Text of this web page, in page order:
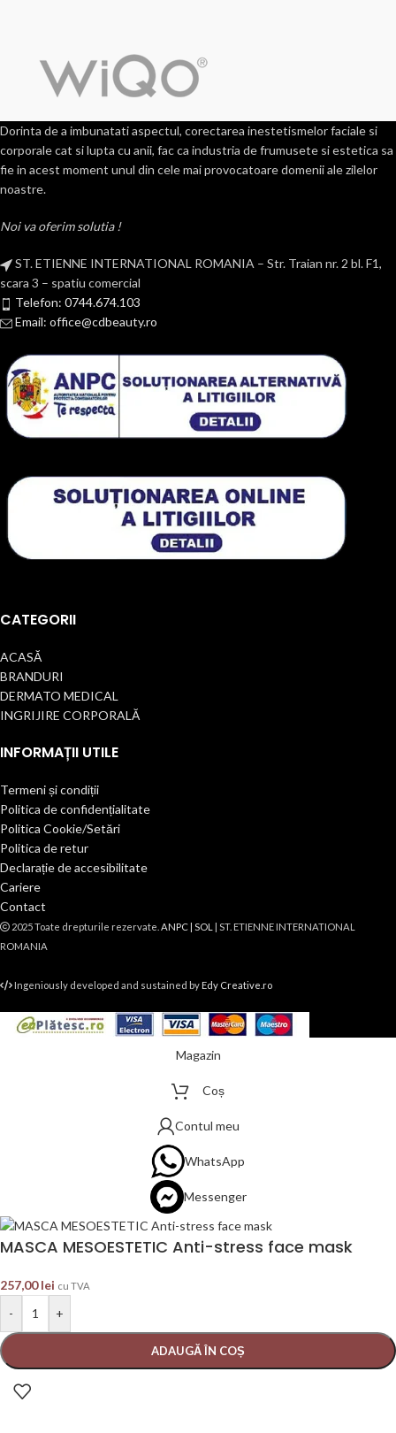
Dorinta de a imbunatati aspectul, corectarea inestetismelor faciale si
corporale cat si lupta cu anii, fac ca industria de frumusete si estetica sa
fie in acest moment unul din cele mai provocatoare domenii ale zilelor
noastre.
Noi va oferim solutia !
ST. ETIENNE INTERNATIONAL ROMANIA – Str. Traian nr. 2 bl. F1,
scara 3 – spatiu comercial
Telefon: 0744.674.103
Email: office@cdbeauty.ro
CATEGORII
ACASĂ
BRANDURI
DERMATO MEDICAL
INGRIJIRE CORPORALĂ
INFORMAȚII UTILE
Termeni și condiții
Politica de confidențialitate
Politica Cookie/Setări
Politica de retur
Declarație de accesibilitate
Cariere
Contact
2025 Toate drepturile rezervate. ANPC | SOL
| ST. ETIENNE INTERNATIONAL
ROMANIA
Ingeniously developed and sustained byEdy Creative.ro
Magazin
Coș
Contul meu
WhatsApp
Messenger
MASCA MESOESTETIC Anti-stress face mask
257,00lei cu TVA
- +
ADAUGĂ ÎN COȘ